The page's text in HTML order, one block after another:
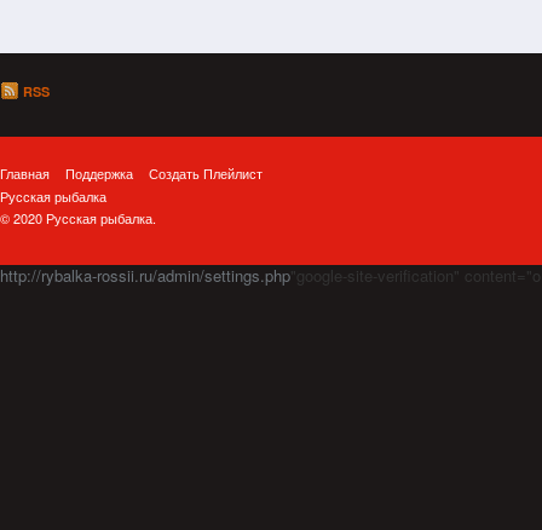
RSS
Главная Поддержка
Создать Плейлист
Русская рыбалка
© 2020 Русская рыбалка.
http://rybalka-rossii.ru/admin/settings.php"google-site-verification"